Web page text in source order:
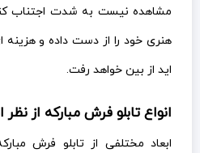
مشاهده نیست به شدت اجتناب
هنری خود را از دست داده و
اید از بین خواهد رفت.
انواع تابلو فرش مبارکه از نظر
ابعاد مختلفی از تابلو فرش